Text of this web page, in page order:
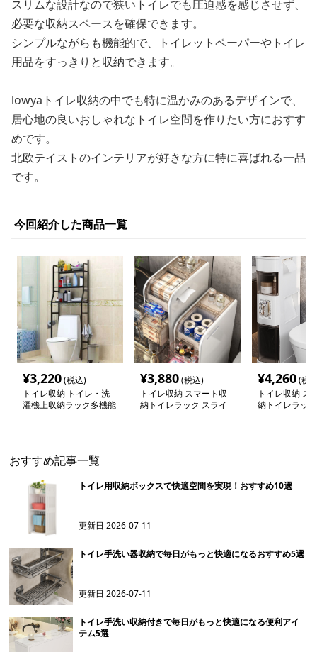
スリムな設計なので狭いトイレでも圧迫感を感じさせず、
必要な収納スペースを確保できます。
シンプルながらも機能的で、トイレットペーパーやトイレ
用品をすっきりと収納できます。
lowyaトイレ収納の中でも特に温かみのあるデザインで、
居心地の良いおしゃれなトイレ空間を作りたい方におすす
めです。
北欧テイストのインテリアが好きな方に特に喜ばれる一品
です。
今回紹介した商品一覧
¥3,220(税込)
トイレ収納 トイレ・洗
濯機上収納ラック多機能
¥3,880(税込)
トイレ収納 スマート収
納トイレラック スライ
¥4,260(税
トイレ収納 ス
納トイレラック
おすすめ記事一覧
トイレ用収納ボックスで快適空間を実現！おすすめ10選
更新日2026-07-11
トイレ手洗い器収納で毎日がもっと快適になるおすすめ5選
更新日2026-07-11
トイレ手洗い収納付きで毎日がもっと快適になる便利アイ
テム5選